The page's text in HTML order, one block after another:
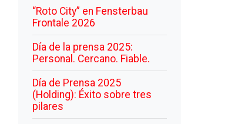
“Roto City” en Fensterbau
Frontale 2026
Día de la prensa 2025:
Personal. Cercano. Fiable.
Día de Prensa 2025
(Holding): Éxito sobre tres
pilares